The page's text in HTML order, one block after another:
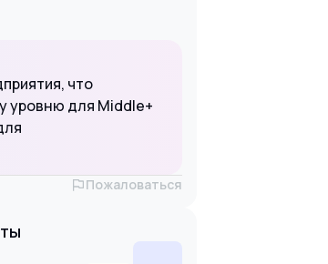
что
уровню для Middle+
Пожаловаться